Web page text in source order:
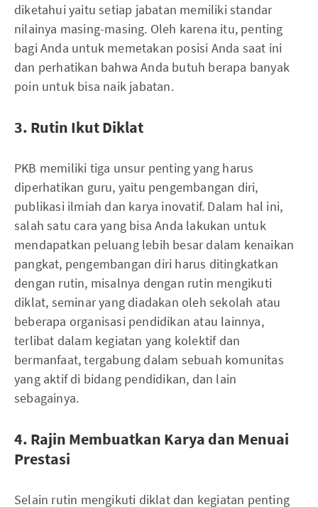
diketahui yaitu setiap jabatan memiliki standar
nilainya masing-masing. Oleh karena itu, penting
bagi Anda untuk memetakan posisi Anda saat ini
dan perhatikan bahwa Anda butuh berapa banyak
poin untuk bisa naik jabatan.
3. Rutin Ikut Diklat
PKB memiliki tiga unsur penting yang harus
diperhatikan guru, yaitu pengembangan diri,
publikasi ilmiah dan karya inovatif. Dalam hal ini,
salah satu cara yang bisa Anda lakukan untuk
mendapatkan peluang lebih besar dalam kenaikan
pangkat, pengembangan diri harus ditingkatkan
dengan rutin, misalnya dengan rutin mengikuti
diklat, seminar yang diadakan oleh sekolah atau
beberapa organisasi pendidikan atau lainnya,
terlibat dalam kegiatan yang kolektif dan
bermanfaat, tergabung dalam sebuah komunitas
yang aktif di bidang pendidikan, dan lain
sebagainya.
4. Rajin Membuatkan Karya dan Menuai
Prestasi
Selain rutin mengikuti diklat dan kegiatan penting